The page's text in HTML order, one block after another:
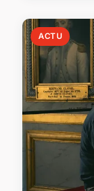
ACTU